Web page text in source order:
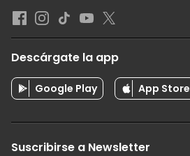
Descárgate la app
Google Play App Store
Suscribirse a Newsletter